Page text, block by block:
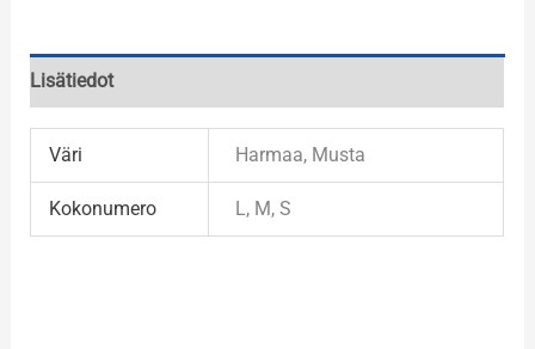
Lisätiedot
Väri Harmaa, Musta
Kokonumero L, M, S